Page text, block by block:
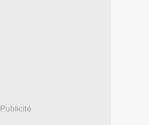
Publicité